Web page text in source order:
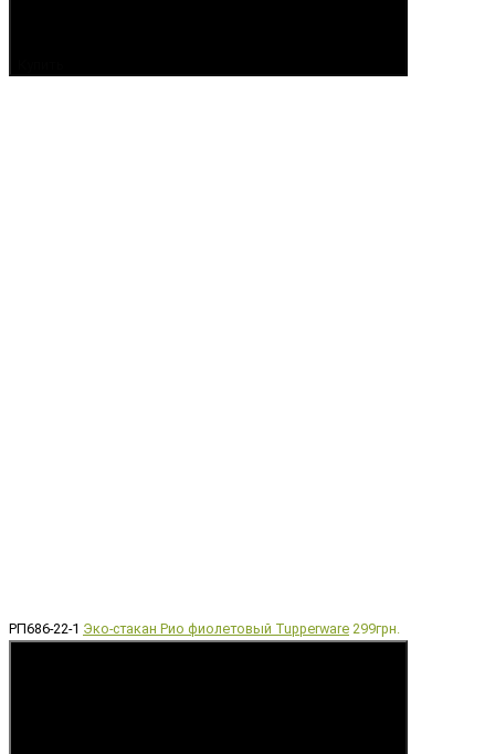
РП686-22-1 Эко-стакан Рио фиолетовый Tupperware 299грн.